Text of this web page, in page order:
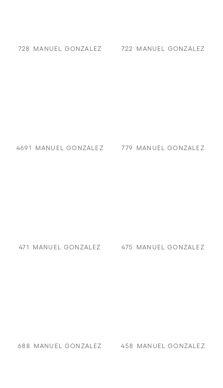
728 MANUEL GONZALEZ 722 MANUEL GONZALEZ
4691 MANUEL GONZALEZ 779 MANUEL GONZALEZ
471 MANUEL GONZALEZ 475 MANUEL GONZALEZ
688 MANUEL GONZALEZ 458 MANUEL GONZALEZ